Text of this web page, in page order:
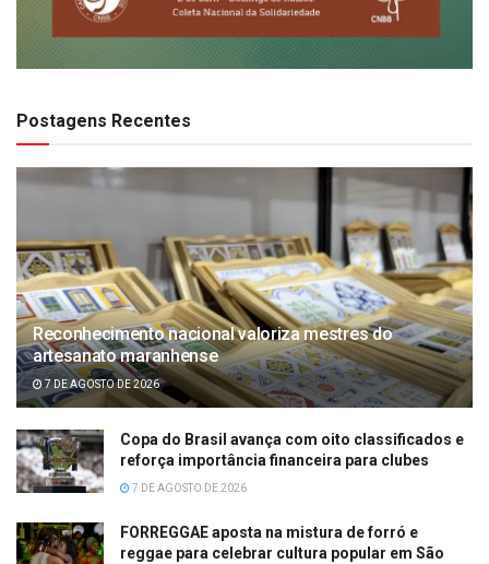
Postagens Recentes
Reconhecimento nacional valoriza mestres do
artesanato maranhense
7 DE AGOSTO DE 2026
Copa do Brasil avança com oito classificados e
reforça importância financeira para clubes
7 DE AGOSTO DE 2026
FORREGGAE aposta na mistura de forró e
reggae para celebrar cultura popular em São